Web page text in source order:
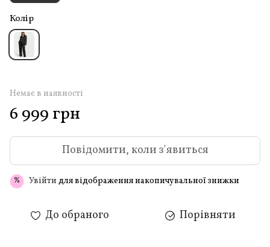
Колір
Немає в наявності
6 999 грн
Повідомити, коли з'явиться
% Увійти для відображення накопичувальної знижки
До обраного Порівняти